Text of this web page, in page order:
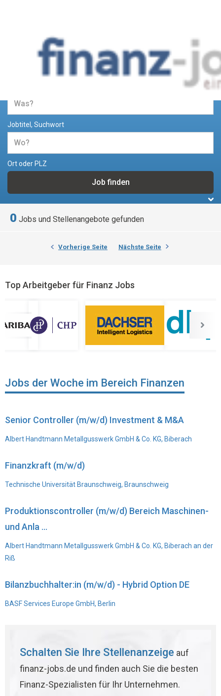
Jobs und Stellenangebote im
Bereich Finanzen
Jobtitel, Suchwort
Ort oder PLZ
0 Jobs und Stellenangebote gefunden
Vorherige Seite Nächste Seite
Top Arbeitgeber für Finanz Jobs
Jobs der Woche im Bereich Finanzen
Senior Controller (m/w/d) Investment & M&A
Albert Handtmann Metallgusswerk GmbH & Co. KG, Biberach
Finanzkraft (m/w/d)
Technische Universität Braunschweig, Braunschweig
Produktionscontroller (m/w/d) Bereich Maschinen-
und Anla ...
Albert Handtmann Metallgusswerk GmbH & Co. KG, Biberach an der
Riß
Bilanzbuchhalter:in (m/w/d) - Hybrid Option DE
BASF Services Europe GmbH, Berlin
Schalten Sie Ihre Stellenanzeige auf
finanz-jobs.de und finden auch Sie die besten
Finanz-Spezialisten für Ihr Unternehmen.